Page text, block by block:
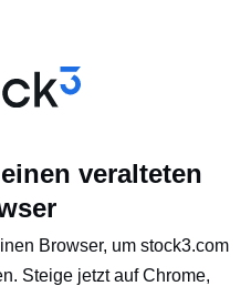
veralteten
Browser, um stock3.com
Steige jetzt auf Chrome,